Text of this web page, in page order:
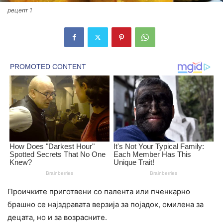
рецепт 1
Проичките приготвени со палента или пченкарно
брашно се најздравата верзија за појадок, омилена за
децата, но и за возрасните.